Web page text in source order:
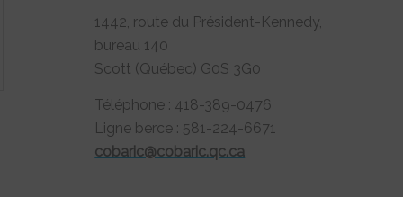
1442, route du Président-Kennedy,
bureau 140
Scott (Québec) G0S 3G0
Téléphone : 418-389-0476
Ligne berce : 581-224-6671
cobaric@cobaric.qc.ca